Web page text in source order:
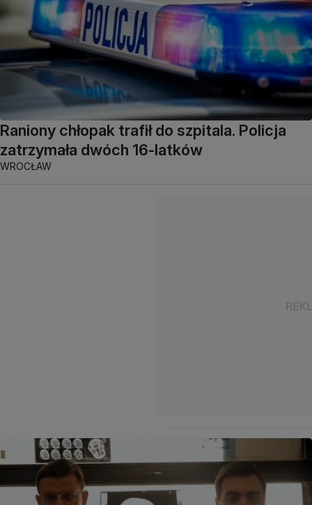
Raniony chłopak trafił do szpitala. Policja
zatrzymała dwóch 16-latków
WROCŁAW